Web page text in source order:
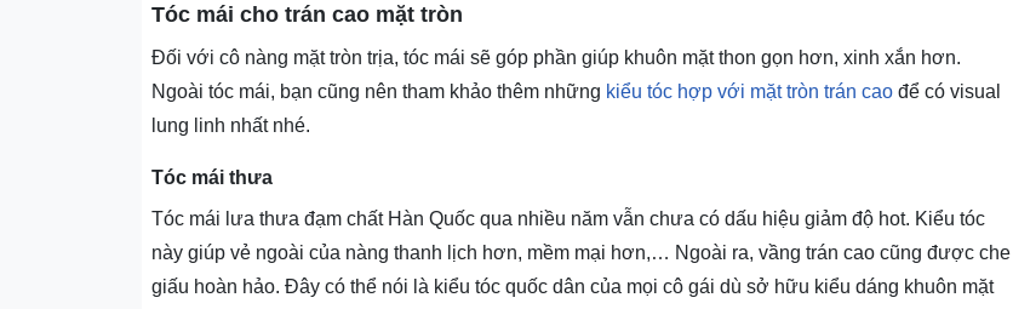
Tóc mái cho trán cao mặt tròn
Đối với cô nàng mặt tròn trịa, tóc mái sẽ góp phần giúp khuôn mặt thon gọn hơn, xinh xắn hơn.
Ngoài tóc mái, bạn cũng nên tham khảo thêm những kiểu tóc hợp với mặt tròn trán cao để có visual
lung linh nhất nhé.
Tóc mái thưa
Tóc mái lưa thưa đạm chất Hàn Quốc qua nhiều năm vẫn chưa có dấu hiệu giảm độ hot. Kiểu tóc
này giúp vẻ ngoài của nàng thanh lịch hơn, mềm mại hơn,… Ngoài ra, vầng trán cao cũng được che
giấu hoàn hảo. Đây có thể nói là kiểu tóc quốc dân của mọi cô gái dù sở hữu kiểu dáng khuôn mặt